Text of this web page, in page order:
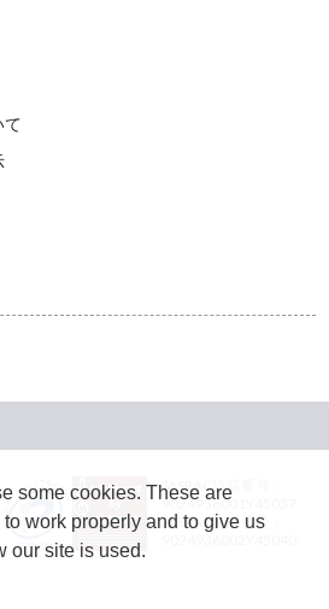
て
JASRAC許諾番号：
9024936001Y45037
JASRAC許諾番号：
some cookies. These are
work properly and to give us
our site is used.